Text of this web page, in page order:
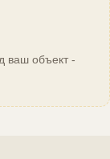
ваш объект -